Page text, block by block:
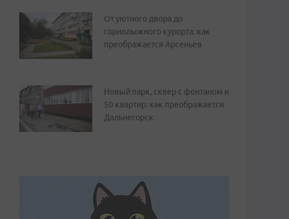
От уютного двора до
горнолыжного курорта: как
преображается Арсеньев
Новый парк, сквер с фонтаном и
50 квартир: как преображается
Дальнегорск